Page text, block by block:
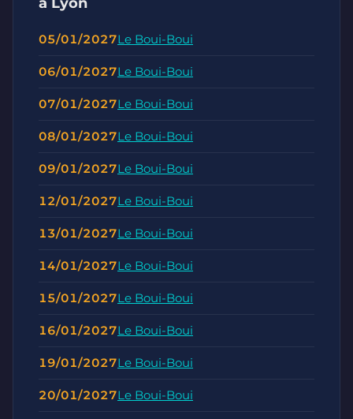
05/01/2027Le Boui-Boui
06/01/2027Le Boui-Boui
07/01/2027Le Boui-Boui
08/01/2027Le Boui-Boui
09/01/2027Le Boui-Boui
12/01/2027Le Boui-Boui
13/01/2027Le Boui-Boui
14/01/2027Le Boui-Boui
15/01/2027Le Boui-Boui
16/01/2027Le Boui-Boui
19/01/2027Le Boui-Boui
20/01/2027Le Boui-Boui